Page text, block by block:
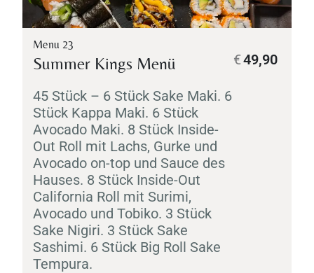
Menu 23
Summer Kings Menü
45 Stück – 6 Stück Sake Maki. 6
Stück Kappa Maki. 6 Stück
Avocado Maki. 8 Stück Inside-
Out Roll mit Lachs, Gurke und
Avocado on-top und Sauce des
Hauses. 8 Stück Inside-Out
California Roll mit Surimi,
Avocado und Tobiko. 3 Stück
Sake Nigiri. 3 Stück Sake
Sashimi. 6 Stück Big Roll Sake
Tempura.
49,90
€